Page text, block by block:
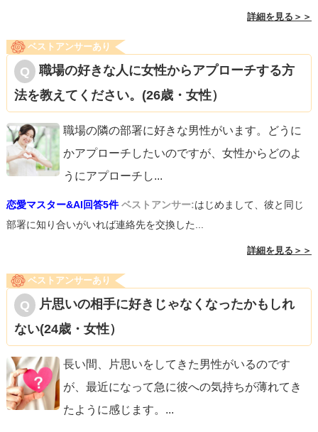
詳細を見る＞＞
ベストアンサーあり
職場の好きな人に女性からアプローチする方
法を教えてください。(26歳・女性）
職場の隣の部署に好きな男性がいます。どうに
かアプローチしたいのですが、女性からどのよ
うにアプローチし...
恋愛マスター&AI回答5件 ベストアンサー:はじめまして、彼と同じ
部署に知り合いがいれば連絡先を交換した...
詳細を見る＞＞
ベストアンサーあり
片思いの相手に好きじゃなくなったかもしれ
ない(24歳・女性）
長い間、片思いをしてきた男性がいるのです
が、最近になって急に彼への気持ちが薄れてき
たように感じます。 ...